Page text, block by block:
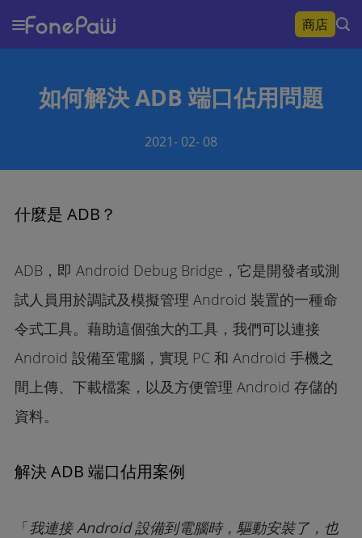
商店
如何解決 ADB 端口佔用問題
2021- 02- 08
什麼是 ADB？
ADB，即 Android Debug Bridge，它是開發者或測
試人員用於調試及模擬管理 Android 裝置的一種命
令式工具。藉助這個強大的工具，我們可以連接
Android 設備至電腦，實現 PC 和 Android 手機之
間上傳、下載檔案，以及方便管理 Android 存儲的
資料。
解決 ADB 端口佔用案例
「我連接 Android 設備到電腦時，驅動安裝了，也